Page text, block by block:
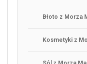
Błoto z Morza
Kosmetyki z